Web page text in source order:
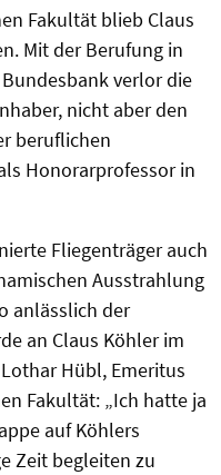
Fakultät blieb Claus
Mit der Berufung in
verlor die
nicht aber den
beruflichen
Honorarprofessor in
Fliegenträger auch
Ausstrahlung
anlässlich der
an Claus Köhler im
Hübl, Emeritus
Fakultät: „Ich hatte ja
auf Köhlers
Zeit begleiten zu